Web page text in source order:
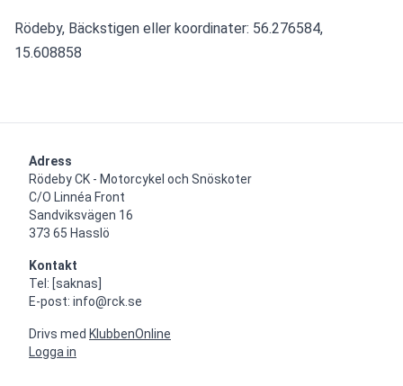
Rödeby, Bäckstigen eller koordinater: 56.276584,
15.608858
Adress
Rödeby CK - Motorcykel och Snöskoter
C/O Linnéa Front
Sandviksvägen 16
373 65 Hasslö
Kontakt
Tel: [saknas]
E-post: info@rck.se
Drivs med KlubbenOnline
Logga in